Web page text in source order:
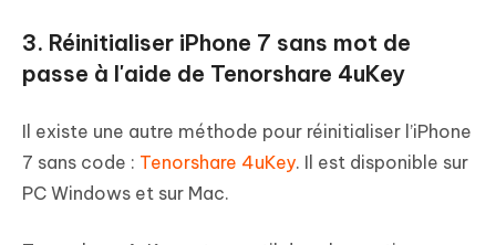
3. Réinitialiser iPhone 7 sans mot de
passe à l'aide de Tenorshare 4uKey
Il existe une autre méthode pour réinitialiser l’iPhone
7 sans code : Tenorshare 4uKey. Il est disponible sur
PC Windows et sur Mac.